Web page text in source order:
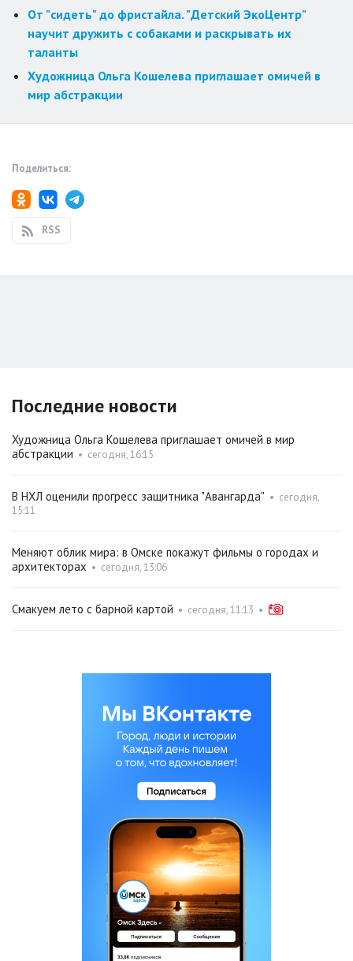
От "сидеть" до фристайла. "Детский ЭкоЦентр"
научит дружить с собаками и раскрывать их
таланты
Художница Ольга Кошелева приглашает омичей в
мир абстракции
Поделиться:
RSS
Последние новости
Художница Ольга Кошелева приглашает омичей в мир
абстракции • сегодня, 16:15
В НХЛ оценили прогресс защитника "Авангарда" • сегодня,
15:11
Меняют облик мира: в Омске покажут фильмы о городах и
архитекторах • сегодня, 13:06
Смакуем лето с барной картой • сегодня, 11:13 •